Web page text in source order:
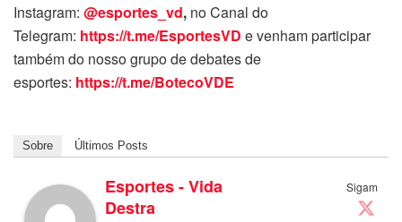
Instagram: @esportes_vd, no Canal do
Telegram: https://t.me/EsportesVD e venham participar
também do nosso grupo de debates de
esportes: https://t.me/BotecoVDE
Sobre Últimos Posts
Sigam
Esportes - Vida
Destra